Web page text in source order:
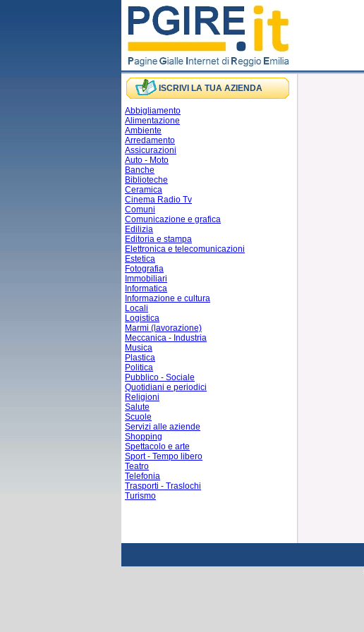
ISCRIVI LA TUA AZIENDA
Abbigliamento
Alimentazione
Ambiente
Arredamento
Assicurazioni
Auto - Moto
Banche
Biblioteche
Ceramica
Cinema Radio Tv
Comuni
Comunicazione e grafica
Edilizia
Editoria e stampa
Elettronica e telecomunicazioni
Estetica
Fotografia
Immobiliari
Informatica
Informazione e cultura
Locali
Logistica
Marmi (lavorazione)
Meccanica - Industria
Musica
Plastica
Politica
Pubblico - Sociale
Quotidiani e periodici
Religioni
Salute
Scuole
Servizi alle aziende
Shopping
Spettacolo e arte
Sport - Tempo libero
Teatro
Telefonia
Trasporti - Traslochi
Turismo